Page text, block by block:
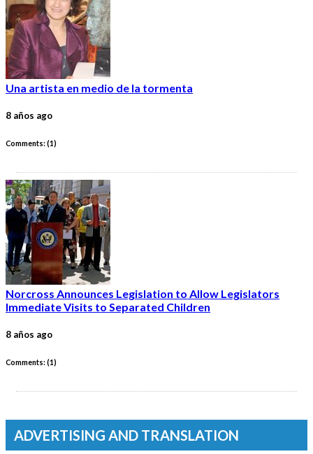
Una artista en medio de la tormenta
8 años ago
Comments: (1)
Norcross Announces Legislation to Allow Legislators
Immediate Visits to Separated Children
8 años ago
Comments: (1)
ADVERTISING AND TRANSLATION